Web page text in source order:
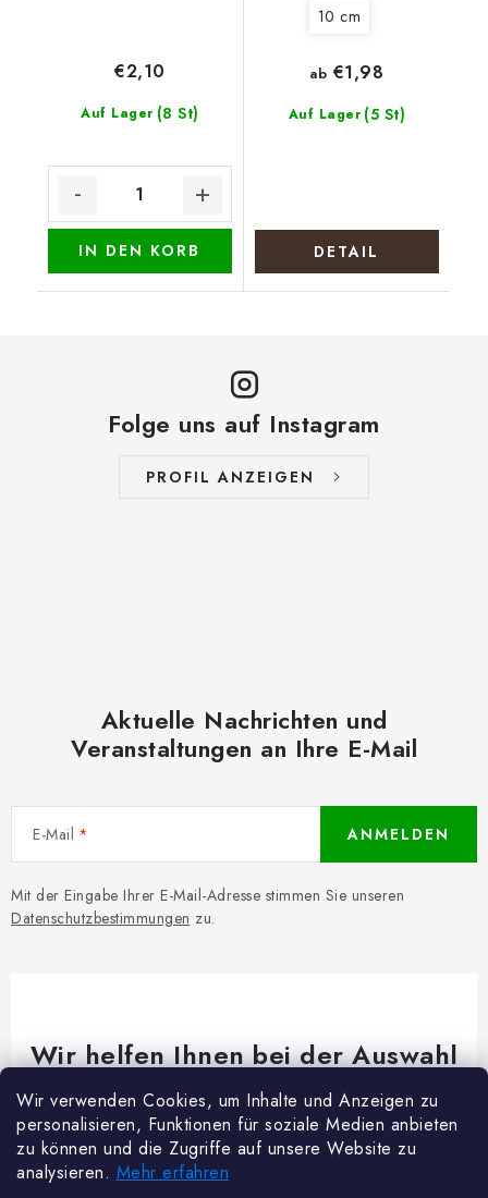
Wir verwenden Cookies, um Inhalte und Anzeigen zu
personalisieren, Funktionen für soziale Medien anbieten
zu können und die Zugriffe auf unsere Website zu
analysieren. Mehr erfahren
Auf Lager (8 St)
€2,10
IN DEN KORB
10 cm
Auf Lager (5 St)
ab €1,98
DETAIL
Folge uns auf Instagram
PROFIL ANZEIGEN
Aktuelle Nachrichten und
Veranstaltungen an Ihre E-Mail
E-Mail
Mit der Eingabe Ihrer E-Mail-Adresse stimmen Sie unseren
Datenschutzbestimmungen zu.
ANMELDEN
Wir helfen Ihnen bei der Auswahl
Brauchen Sie Rat bei etwas? Wir sind für dich da!
Kundenservice@woodycrafts.de
+49 211 8694 2501 (Mo-Fr 8:00-16:00)